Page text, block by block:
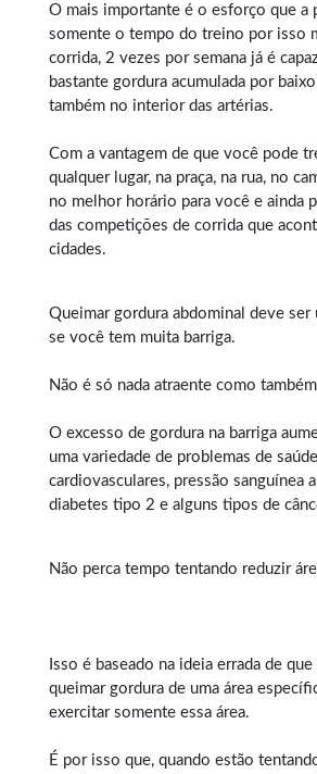
O mais importante é o esforço que a
somente o tempo do treino por isso
corrida, 2 vezes por semana já é
bastante gordura acumulada por
também no interior das artérias.
Com a vantagem de que você pode
qualquer lugar, na praça, na rua, no
no melhor horário para você e ainda
das competições de corrida que
cidades.
Queimar gordura abdominal deve ser
se você tem muita barriga.
Não é só nada atraente como
O excesso de gordura na barriga
uma variedade de problemas de
cardiovasculares, pressão sanguínea
diabetes tipo 2 e alguns tipos de
Não perca tempo tentando reduzir
Isso é baseado na ideia errada de
queimar gordura de uma área
exercitar somente essa área.
É por isso que, quando estão